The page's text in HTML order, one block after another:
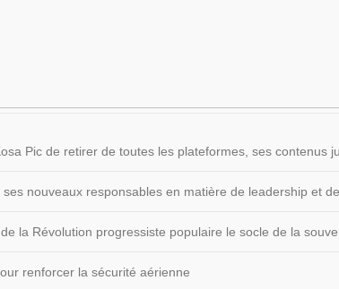
Pic de retirer de toutes les plateformes, ses
nouveaux responsables en matière de leadership et
la Révolution progressiste populaire le socle de la
renforcer la sécurité aérienne